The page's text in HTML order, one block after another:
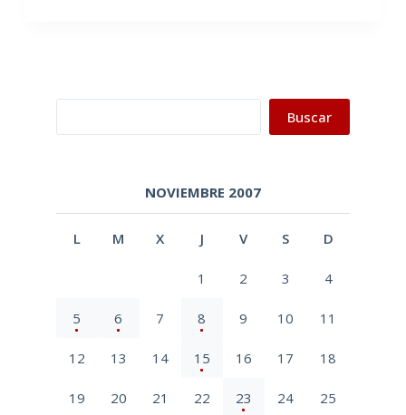
Buscar
NOVIEMBRE 2007
L M X J V S D
1 2 3 4
5 6 7 8 9 10 11
12 13 14 15 16 17 18
19 20 21 22 23 24 25